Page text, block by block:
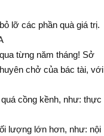
lỡ các phần quà giá trị.
từng năm tháng! Sở
chở của bác tài, với
cồng kềnh, như: thực
lượng lớn hơn, như: nội